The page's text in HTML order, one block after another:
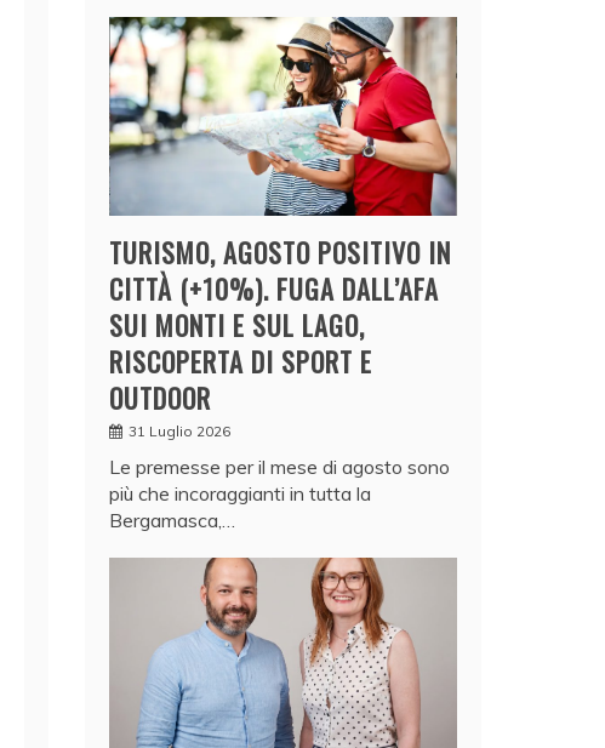
TURISMO, AGOSTO POSITIVO IN
CITTÀ (+10%). FUGA DALL’AFA
SUI MONTI E SUL LAGO,
RISCOPERTA DI SPORT E
OUTDOOR
31 Luglio 2026
Le premesse per il mese di agosto sono
più che incoraggianti in tutta la
Bergamasca,…